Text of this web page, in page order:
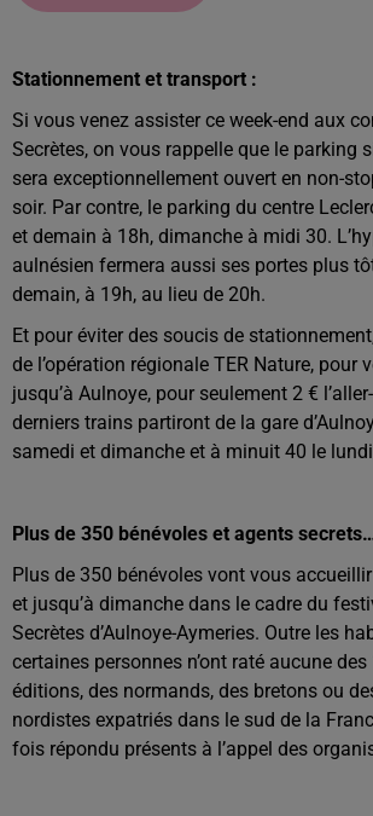
Stationnement et transport :
Si vous venez assister ce week-end aux
Secrètes, on vous rappelle que le parking
sera exceptionnellement ouvert en non-
soir. Par contre, le parking du centre
et demain à 18h, dimanche à midi 30.
aulnésien fermera aussi ses portes plus
demain, à 19h, au lieu de 20h.
Et pour éviter des soucis de
de l’opération régionale TER Nature, pour
jusqu’à Aulnoye, pour seulement 2 €
derniers trains partiront de la gare
samedi et dimanche et à minuit 40 le
Plus de 350 bénévoles et agents
Plus de 350 bénévoles vont vous
et jusqu’à dimanche dans le cadre du
Secrètes d’Aulnoye-Aymeries. Outre les
certaines personnes n’ont raté aucune
éditions, des normands, des bretons ou
nordistes expatriés dans le sud de la
fois répondu présents à l’appel des